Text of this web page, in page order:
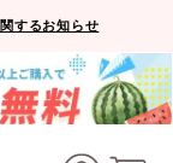
するお知らせ